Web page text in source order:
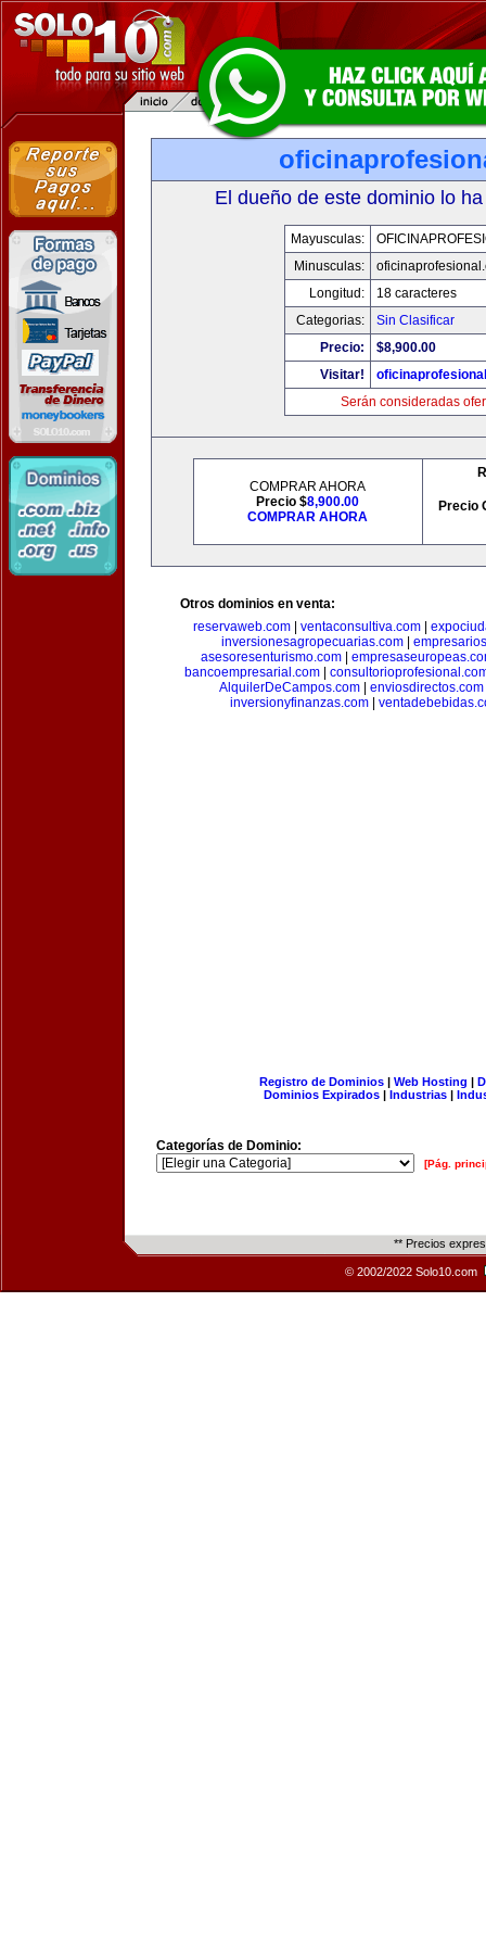
El dueño de este dominio lo
Mayusculas:
Minusculas:
Longitud:
18 caracteres
Categorias:
Sin Clasificar
Precio:
$8,900.00
Visitar!
Serán consideradas
COMPRAR AHORA
Precio $8,900.00
COMPRAR AHORA
Precio
Otros dominios en venta:
reservaweb.com| ventaconsultiva.com|
inversionesagropecuarias.com
asesoresenturismo.com|
bancoempresarial.com
AlquilerDeCampos.com
enviosdirectos.com
inversionyfinanzas.com|
Registro de Dominios| Web Hosting |
Dominios Expirados | Industrias |
Categorías de Dominio:
[Pág.
** Precios
© 2002/2022 Solo10.com